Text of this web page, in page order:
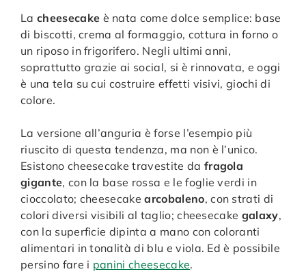
La cheesecake è nata come dolce semplice: base
di biscotti, crema al formaggio, cottura in forno o
un riposo in frigorifero. Negli ultimi anni,
soprattutto grazie ai social, si è rinnovata, e oggi
è una tela su cui costruire effetti visivi, giochi di
colore.
La versione all’anguria è forse l’esempio più
riuscito di questa tendenza, ma non è l’unico.
Esistono cheesecake travestite da fragola
gigante, con la base rossa e le foglie verdi in
cioccolato; cheesecakearcobaleno, con strati di
colori diversi visibili al taglio; cheesecake galaxy,
con la superficie dipinta a mano con coloranti
alimentari in tonalità di blu e viola. Ed è possibile
persino fare i panini cheesecake.